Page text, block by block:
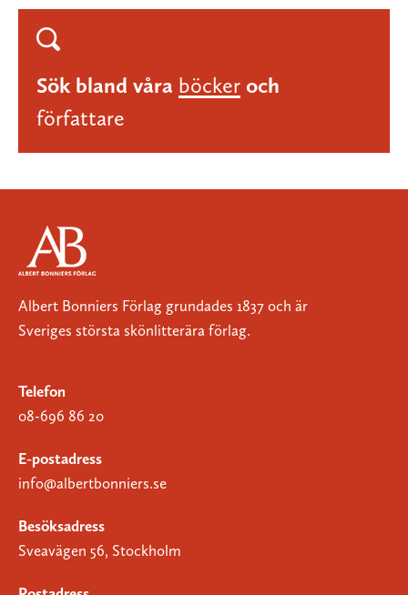
Sök bland våra böcker och
författare
Albert Bonniers Förlag grundades 1837 och är
Sveriges största skönlitterära förlag.
Telefon
08-696 86 20
E-postadress
info@albertbonniers.se
Besöksadress
Sveavägen 56, Stockholm